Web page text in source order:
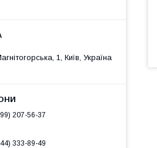
1, Київ, Україна
207-56-37
333-89-49